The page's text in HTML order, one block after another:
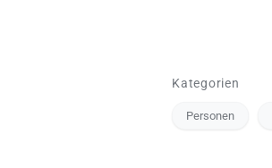
Kategorien
Personen